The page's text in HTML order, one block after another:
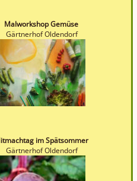
Malworkshop Gemüse
Gärtnerhof Oldendorf
im Spätsommer
Gärtnerhof Oldendorf